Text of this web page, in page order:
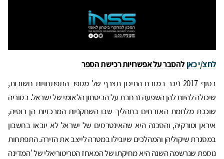
לחצ/י כאןלהסבר על אפשרויות רכישת הספר
בסוף 2017 ניכר במזרח התיכון תצרף של מספר התפתחויות חשובות,
שיכולה להיות להן השפעה נרחבת על הביטחון הלאומי של ישראל. בסוריה
שוככת מלחמת האזרחים בתהליך שבו השחקניות המרכזיות הן רוסיה,
איראן וטורקיה, והסכנה היא שהאינטרסים של ישראל לא יובאו בחשבון
במסגרת שיקוליהן והמהלכים שיובילו במטרה לייצב את הזירה. התפתחות
נוספת שנרשמה השנה היא מחיקתו של המאחז הטריטוריאלי של 'המדינה